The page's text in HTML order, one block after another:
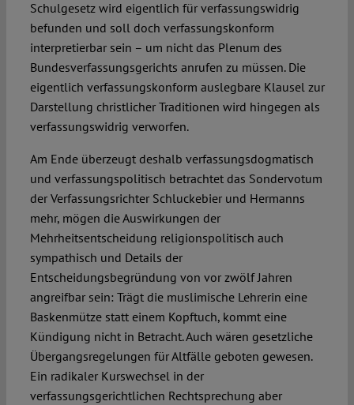
Schulgesetz wird eigentlich für verfassungswidrig
befunden und soll doch verfassungskonform
interpretierbar sein – um nicht das Plenum des
Bundesverfassungsgerichts anrufen zu müssen. Die
eigentlich verfassungskonform auslegbare Klausel zur
Darstellung christlicher Traditionen wird hingegen als
verfassungswidrig verworfen.
Am Ende überzeugt deshalb verfassungsdogmatisch
und verfassungspolitisch betrachtet das Sondervotum
der Verfassungsrichter Schluckebier und Hermanns
mehr, mögen die Auswirkungen der
Mehrheitsentscheidung religionspolitisch auch
sympathisch und Details der
Entscheidungsbegründung von vor zwölf Jahren
angreifbar sein: Trägt die muslimische Lehrerin eine
Baskenmütze statt einem Kopftuch, kommt eine
Kündigung nicht in Betracht. Auch wären gesetzliche
Übergangsregelungen für Altfälle geboten gewesen.
Ein radikaler Kurswechsel in der
verfassungsgerichtlichen Rechtsprechung aber